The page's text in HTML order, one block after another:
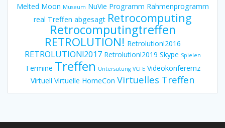
Melted Moon Museum NuVie Programm Rahmenprogramm
real Treffen abgesagt Retrocomputing
Retrocomputingtreffen
RETROLUTION! Retrolution!2016
RETROLUTION!2017 Retrolution!2019 Skype Spielen
Termine Treffen Untersütung VCFE Videokonferemz
Virtuell Virtuelle HomeCon Virtuelles Treffen